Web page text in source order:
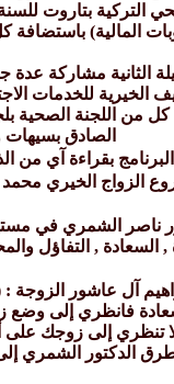
المالية)
الثانية مشاركة
الخيرية للخدمات
من اللجنة الصحية
الصادق بسيهات
البرنامج بقراءة آي من
الزواج الخيري
ناصر الشمري في مستهل
, السعادة , التفاؤل
آل عاشور الزوجة
تنظري إلى زوجك على
الدكتور الشمري إلى